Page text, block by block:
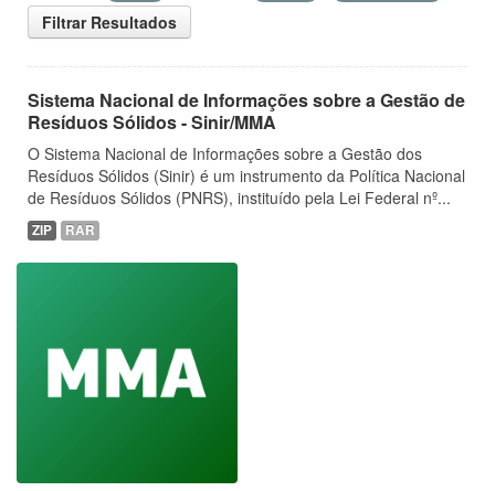
Filtrar Resultados
Sistema Nacional de Informações sobre a Gestão de
Resíduos Sólidos - Sinir/MMA
O Sistema Nacional de Informações sobre a Gestão dos
Resíduos Sólidos (Sinir) é um instrumento da Política Nacional
de Resíduos Sólidos (PNRS), instituído pela Lei Federal nº...
ZIP RAR